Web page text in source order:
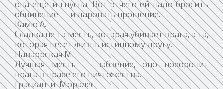
она еще и гнусна. Вот отчего ей надо бросить
обвинение — и даровать прощение.
Камю А.
Сладка не та месть, которая убивает врага, а та,
которая несет жизнь истинному другу.
Наваррская М.
Лучшая месть — забвение, оно похоронит
врага в прахе его ничтожества.
Грасиан-и-Моралес